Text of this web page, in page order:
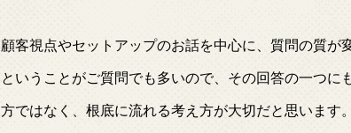
視点やセットアップのお話を中心に、質問の質が
うことがご質問でも多いので、その回答の一つに
ではなく、根底に流れる考え方が大切だと思います。